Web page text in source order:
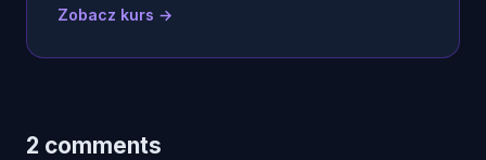
Zobacz kurs →
2 comments